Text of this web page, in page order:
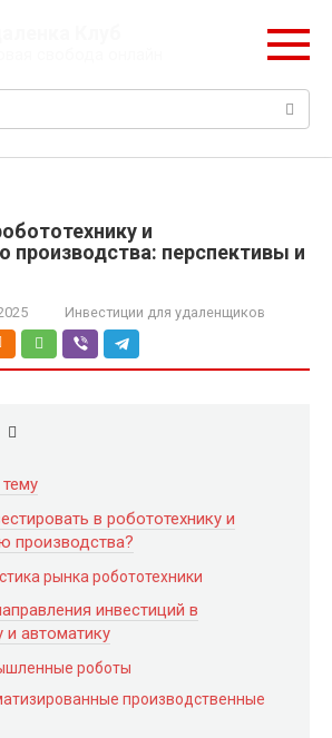
и
производства: перспективы и
Инвестиции для удаленщиков
в робототехнику и
производства?
рынка робототехники
инвестиций в
и автоматику
роботы
производственные